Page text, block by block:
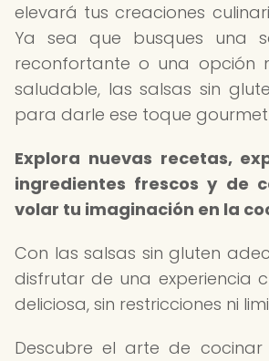
elevará tus creaciones
Ya sea que busques una
reconfortante o una opción
saludable, las salsas sin
para darle ese toque
Explora nuevas recetas,
ingredientes frescos y de
volar tu imaginación en la
Con las salsas sin gluten
disfrutar de una experiencia
deliciosa, sin restricciones ni
Descubre el arte de